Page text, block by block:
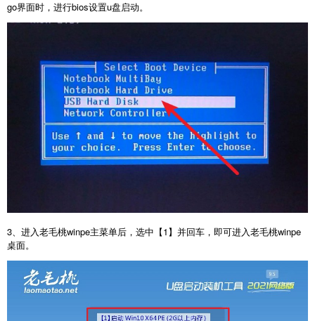
go界面时，进行bios设置u盘启动。
3、进入老毛桃winpe主菜单后，选中【1】并回车，即可进入老毛桃winpe
桌面。